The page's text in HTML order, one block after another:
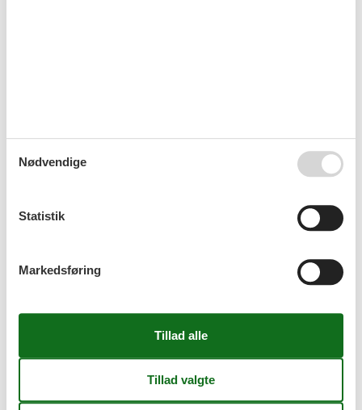
Sommerhus Verditz med hund
Sommerhus Tröpolach med hund
Nødvendige
Statistik
Markedsføring